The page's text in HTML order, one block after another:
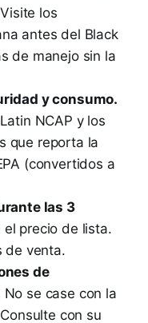
los
antes del Black
de manejo sin la
y consumo.
NCAP y los
que reporta la
(convertidos a
las 3
el precio de lista.
de venta.
de
No se case con la
con su